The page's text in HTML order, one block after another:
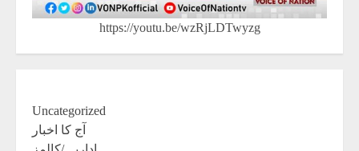
https://youtu.be/wzRjLDTwyzg
Uncategorized
آج کا اخبار